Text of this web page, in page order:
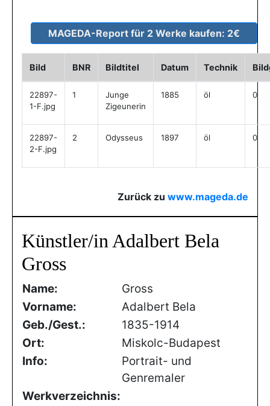
Bild BNR Bildtitel Datum Technik
22897-
1-F.jpg
1
Junge
Zigeunerin
1885 öl 0
22897-
2-F.jpg
2 Odysseus 1897 öl 0
Zurück zu www.mageda.de
Künstler/in Adalbert Bela
Gross
Name:
Gross
Vorname:
Adalbert Bela
Geb./Gest.:
1835-1914
Ort:
Miskolc-Budapest
Info:
Portrait- und
Genremaler
Werkverzeichnis: